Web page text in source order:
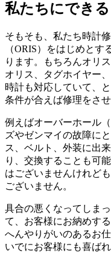
私たちにできる
そもそも、私たち時計
（ORIS）をはじめと
ります。もちろんオリ
オリス、タグホイヤー
時計も対応していて、
条件が合えば修理をさ
例えばオーバーホール
ズやゼンマイの故障に
ス、ベルト、外装に出
り、交換することも可
はございませんけれど
ございません。
具合の悪くなってしま
て、お客様にお納めす
へんやりがいのあるお
いでにお客様にも喜ば